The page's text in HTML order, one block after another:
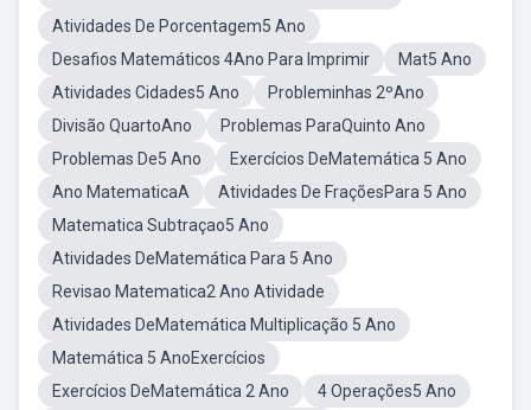
Atividades De Porcentagem5 Ano
Desafios Matemáticos 4Ano Para Imprimir
Mat5 Ano
Atividades Cidades5 Ano
Probleminhas 2ºAno
Divisão QuartoAno
Problemas ParaQuinto Ano
Problemas De5 Ano
Exercícios DeMatemática 5 Ano
Ano MatematicaA
Atividades De FraçõesPara 5 Ano
Matematica Subtraçao5 Ano
Atividades DeMatemática Para 5 Ano
Revisao Matematica2 Ano Atividade
Atividades DeMatemática Multiplicação 5 Ano
Matemática 5 AnoExercícios
Exercícios DeMatemática 2 Ano
4 Operações5 Ano